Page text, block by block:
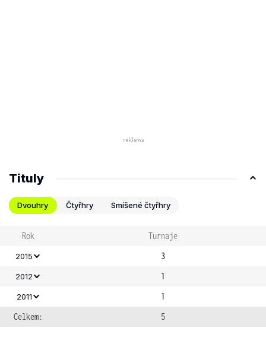
Tituly
Dvouhry Čtyřhry Smíšené čtyřhry
Rok Turnaje
2015 3
2012 1
2011
1
Celkem:
5